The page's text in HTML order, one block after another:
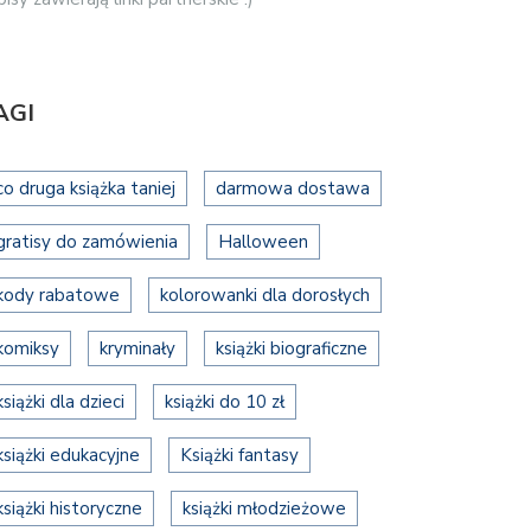
druga książka taniej darmowa dostawa
do zamówienia Halloween
rabatowe kolorowanki dla dorosłych
kryminały książki biograficzne
dla dzieci książki do 10 zł
edukacyjne Książki fantasy
historyczne książki młodzieżowe